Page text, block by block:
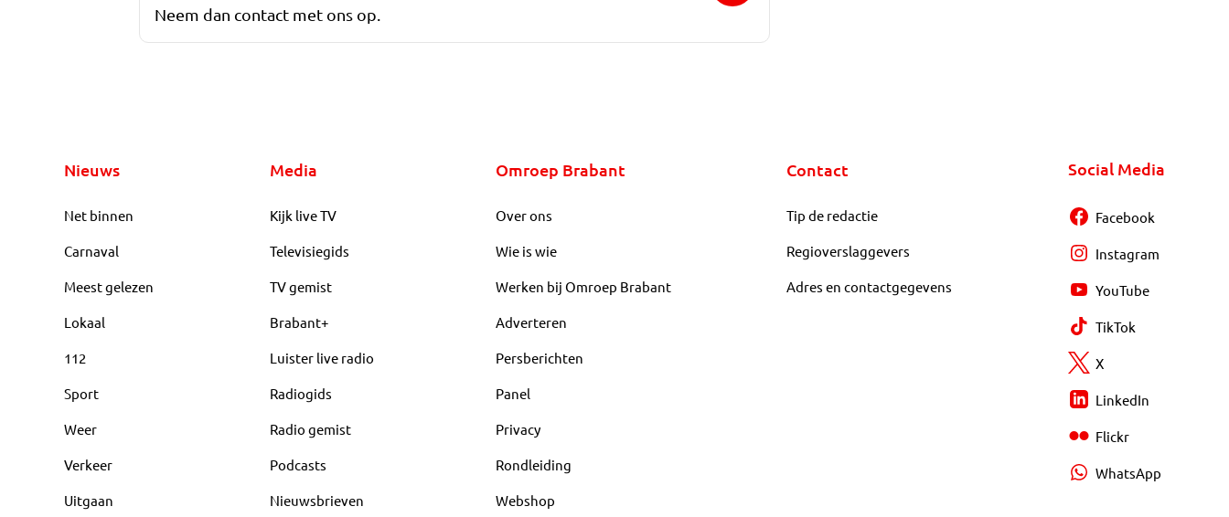
Neem dan contact met ons op.
Nieuws
Net binnen
Carnaval
Meest gelezen
Lokaal
112
Sport
Weer
Verkeer
Uitgaan
Media
Kijk live TV
Televisiegids
TV gemist
Brabant+
Luister live radio
Radiogids
Radio gemist
Podcasts
Nieuwsbrieven
Omroep Brabant
Over ons
Wie is wie
Werken bij Omroep Brabant
Adverteren
Persberichten
Panel
Privacy
Rondleiding
Webshop
Contact
Tip de redactie
Regioverslaggevers
Adres en contactgegevens
Social Media
Facebook
Instagram
YouTube
TikTok
X
LinkedIn
Flickr
WhatsApp